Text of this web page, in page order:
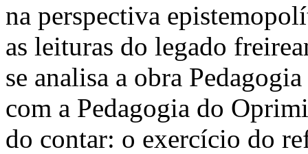
na perspectiva
as leituras do legado
se analisa a obra
com a Pedagogia do
do contar: o exercício do